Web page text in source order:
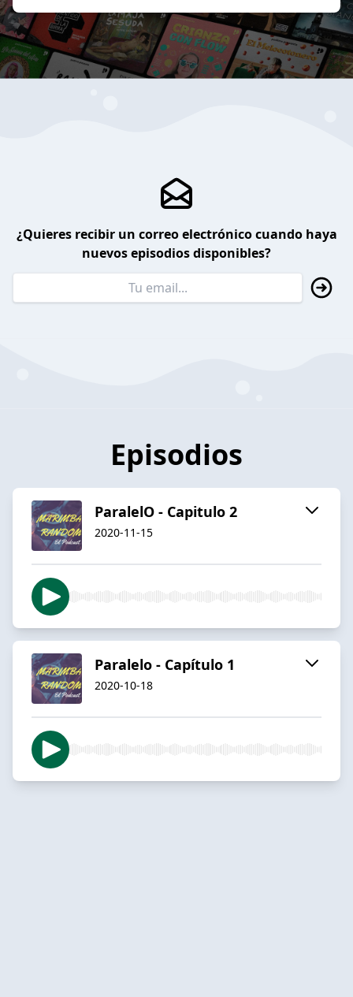
¿Quieres recibir un correo electrónico cuando haya
nuevos episodios disponibles?
Episodios
ParalelO - Capitulo 2
2020-11-15
Paralelo - Capítulo 1
2020-10-18